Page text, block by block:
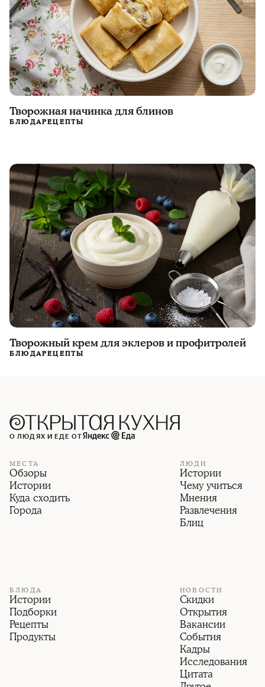
Творожная начинка для блинов
БЛЮДАРЕЦЕПТЫ
Творожный крем для эклеров и профитролей
БЛЮДАРЕЦЕПТЫ
О ЛЮДЯХ И ЕДЕ ОТ
МЕСТА
Обзоры
Истории
Куда сходить
Города
ЛЮДИ
Истории
Чему учиться
Мнения
Развлечения
Блиц
БЛЮДА
Истории
Подборки
Рецепты
Продукты
НОВОСТИ
Скидки
Открытия
Вакансии
События
Кадры
Исследования
Цитата